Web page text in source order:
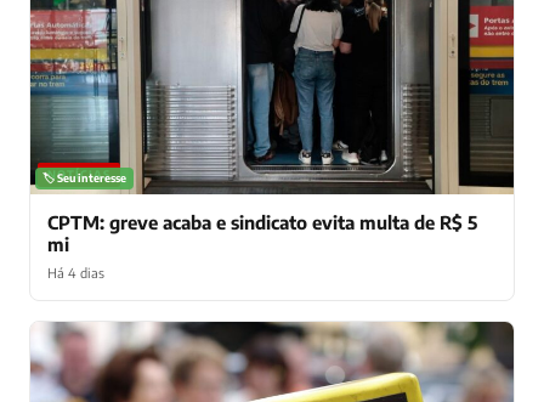
NOTÍCIAS
🏷️ Seu interesse
CPTM: greve acaba e sindicato evita multa de R$ 5
mi
Há 4 dias